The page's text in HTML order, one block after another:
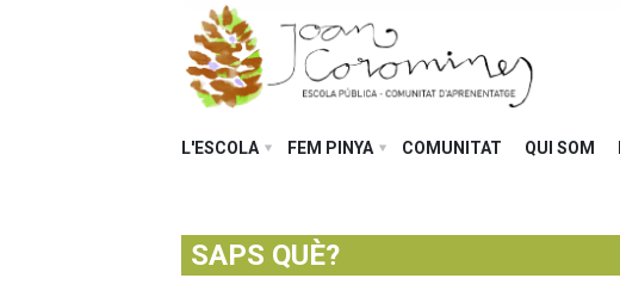
L'ESCOLA FEM PINYA COMUNITAT QUI SOM
SAPS QUÈ?